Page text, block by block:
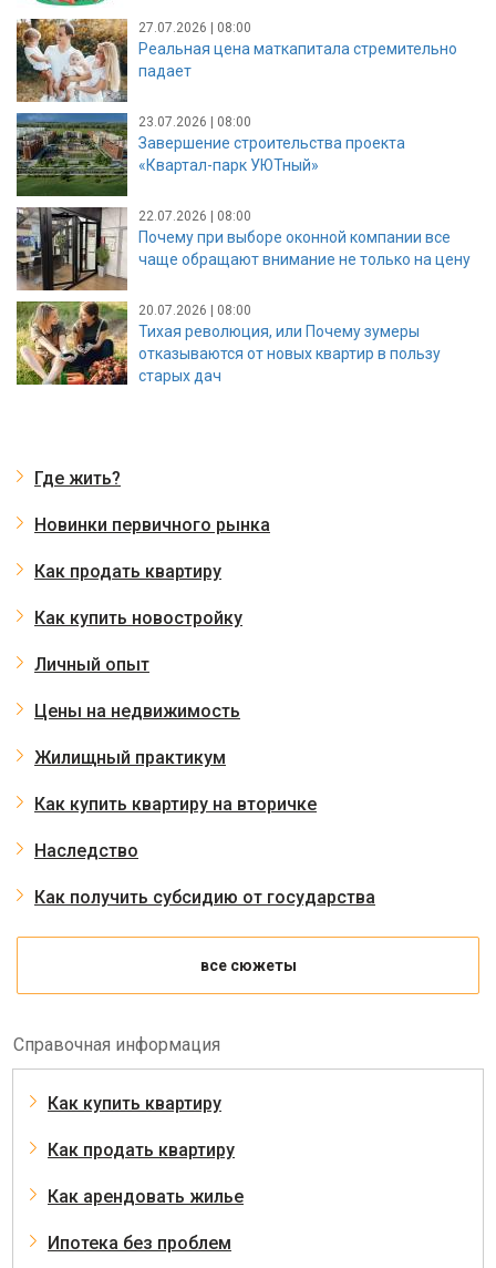
27.07.2026 | 08:00
Реальная цена маткапитала стремительно
падает
23.07.2026 | 08:00
Завершение строительства проекта
«Квартал-парк УЮТный»
22.07.2026 | 08:00
Почему при выборе оконной компании все
чаще обращают внимание не только на цену
20.07.2026 | 08:00
Тихая революция, или Почему зумеры
отказываются от новых квартир в пользу
старых дач
Где жить?
Новинки первичного рынка
Как продать квартиру
Как купить новостройку
Личный опыт
Цены на недвижимость
Жилищный практикум
Как купить квартиру на вторичке
Наследство
Как получить субсидию от государства
все сюжеты
Справочная информация
Как купить квартиру
Как продать квартиру
Как арендовать жилье
Ипотека без проблем